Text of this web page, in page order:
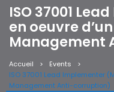
ISO 37001
en oeuvre
Management
Accueil
Events
ISO 37001 Lead Implementer
Management Anti-corruption)